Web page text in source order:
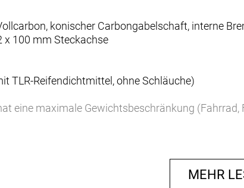
konischer Carbongabelschaft, interne
x 100 mm Steckachse
TLR-Reifendichtmittel, ohne Schläuche)
eine maximale Gewichtsbeschränkung (Fahrrad,
MEHR